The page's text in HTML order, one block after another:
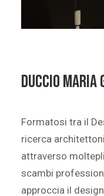
DUCCIO MARIA
Formatosi tra il
ricerca
attraverso
scambi
approccia il